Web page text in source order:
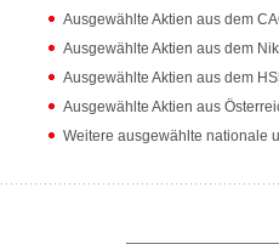
Ausgewählte Aktien aus dem
Ausgewählte Aktien aus dem
Ausgewählte Aktien aus dem
Ausgewählte Aktien aus
Weitere ausgewählte nationale